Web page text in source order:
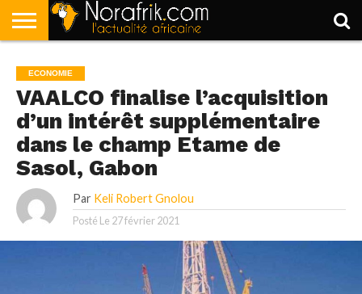
POLITIQUE
SOCIÉTÉ
ECONOMIE
SPORT
LIFESTYLE
ECONOMIE
VAALCO finalise l’acquisition
d’un intérêt supplémentaire
dans le champ Etame de
Sasol, Gabon
Par Keli Robert Gnolou
Posté Le 27 février 2021